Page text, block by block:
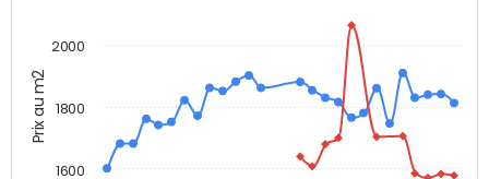
Prix au m2
1600
1800
2000